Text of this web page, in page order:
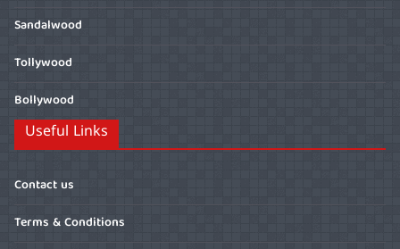
Sandalwood
Tollywood
Bollywood
Useful Links
Contact us
Terms & Conditions